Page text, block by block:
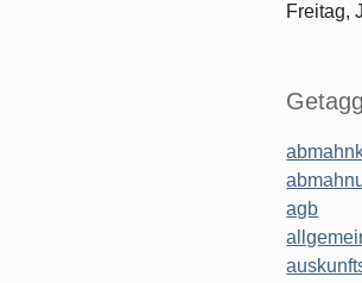
Freitag,
agb